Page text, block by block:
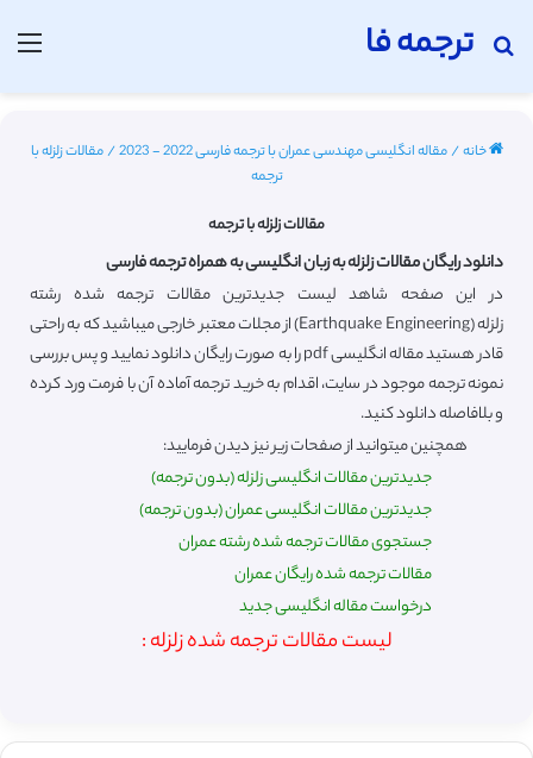
ترجمه فا
جستجو برای
خانه/مقاله انگلیسی مهندسی عمران با ترجمه فارسی 2022 - 2023 /مقالات زلزله با
ترجمه
مقالات زلزله با ترجمه
دانلود رایگان مقالات زلزله به زبان انگلیسی به همراه ترجمه فارسی
در این صفحه شاهد لیست جدیدترین مقالات ترجمه شده رشته
زلزله (Earthquake Engineering) از مجلات معتبر خارجی میباشید که به راحتی
قادر هستید مقاله انگلیسی pdf را به صورت رایگان دانلود نمایید و پس بررسی
نمونه ترجمه موجود در سایت، اقدام به خرید ترجمه آماده آن با فرمت ورد کرده
و بلافاصله دانلود کنید.
همچنین میتوانید از صفحات زیر نیز دیدن فرمایید:
جدیدترین مقالات انگلیسی زلزله (بدون ترجمه)
جدیدترین مقالات انگلیسی عمران (بدون ترجمه)
جستجوی مقالات ترجمه شده رشته عمران
مقالات ترجمه شده رایگان عمران
درخواست مقاله انگلیسی جدید
لیست مقالات ترجمه شده زلزله :